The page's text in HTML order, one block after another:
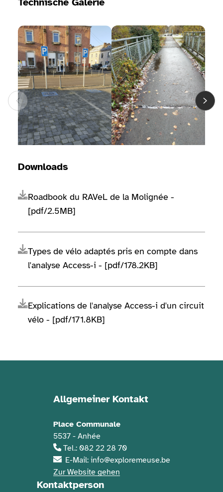
Bildergalerie ansehen Bildergalerie ansehen
Downloads
Roadbook du RAVeL de la Molignée -
[pdf/2.5MB]
Types de vélo adaptés pris en compte dans
l'analyse Access-i - [pdf/178.2KB]
Explications de l'analyse Access-i d'un circuit
vélo - [pdf/171.8KB]
Kontaktinformationen
Allgemeiner Kontakt
Place Communale
5537 - Anhée
Tel.: 082 22 28 70
E-Mail: info@exploremeuse.be
Zur Website gehen
Kontaktperson